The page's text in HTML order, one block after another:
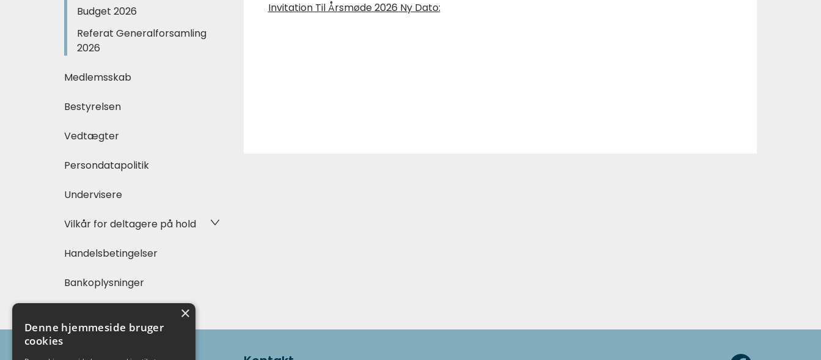
Budget 2026
Referat Generalforsamling
2026
Medlemsskab
Bestyrelsen
Vedtægter
Persondatapolitik
Undervisere
Vilkår for deltagere på hold
Handelsbetingelser
Bankoplysninger
Invitation Til Årsmøde 2026 Ny Dato:
×
Denne hjemmeside bruger
cookies